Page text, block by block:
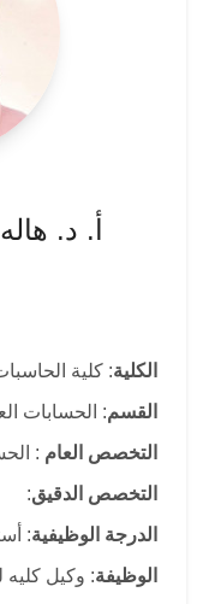
أ. د.
الكلية: كلية
القسم: الحسابات
التخصص العام :
التخصص الدقيق:
الدرجة الوظيفية:
الوظيفة: وكيل كليه